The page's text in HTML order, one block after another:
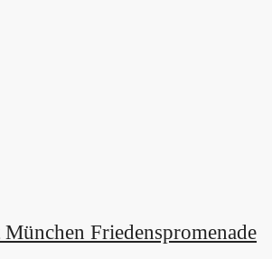
Friedenspromenade